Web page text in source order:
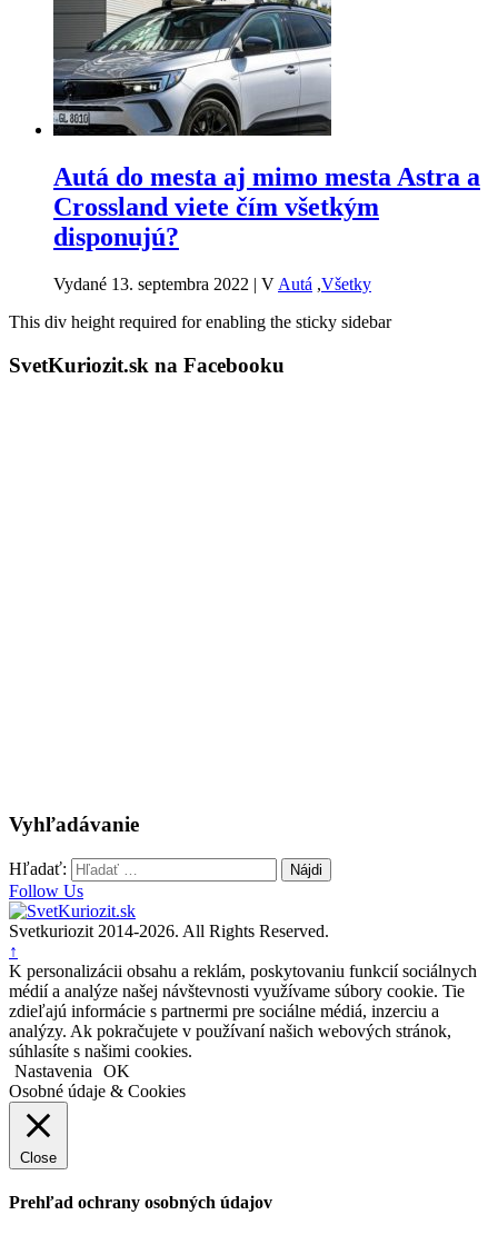
Autá do mesta aj mimo mesta Astra a
Crossland viete čím všetkým
disponujú?
Vydané 13. septembra 2022 | V Autá ,Všetky
This div height required for enabling the sticky sidebar
SvetKuriozit.sk na Facebooku
Vyhľadávanie
Hľadať:
Follow Us
Svetkuriozit 2014-2026. All Rights Reserved.
↑
K personalizácii obsahu a reklám, poskytovaniu funkcií sociálnych
médií a analýze našej návštevnosti využívame súbory cookie. Tie
zdieľajú informácie s partnermi pre sociálne médiá, inzerciu a
analýzy. Ak pokračujete v používaní našich webových stránok,
súhlasíte s našimi cookies.
Nastavenia
OK
Osobné údaje & Cookies
Close
Prehľad ochrany osobných údajov